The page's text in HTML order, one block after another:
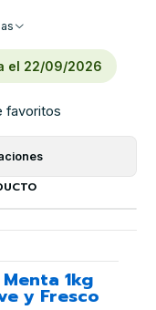
el 22/09/2026
favoritos
1kg
y Fresco